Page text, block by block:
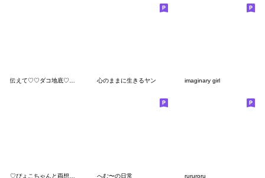
伝えて♡♡ダコ地底♡♡(友達いない人用) 心のままに生きるヤン imaginary girl
へむ〜の日常 rururoru